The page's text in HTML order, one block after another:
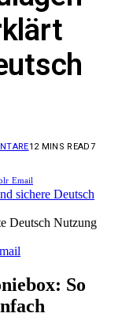
12 MINS READ7
Email
Deutsch Nutzung
So